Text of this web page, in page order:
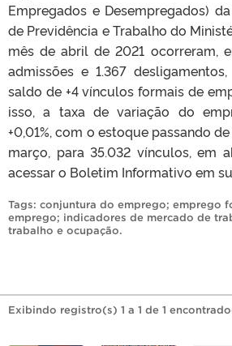
Empregados e Desempregados)
de Previdência e Trabalho do
mês de abril de 2021 ocorreram,
admissões e 1.367
saldo de +4 vínculos formais de
isso, a taxa de variação do
+0,01%, com o estoque passando
março, para 35.032 vínculos, em
acessar o Boletim Informativo em
Tags: conjuntura do emprego; emprego
emprego; indicadores de mercado de
trabalho e ocupação.
Exibindo registro(s) 1 a 1 de 1